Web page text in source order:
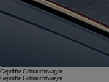
Geprüfte Gebrauchtwagen
Geprüfte Gebrauchtwagen